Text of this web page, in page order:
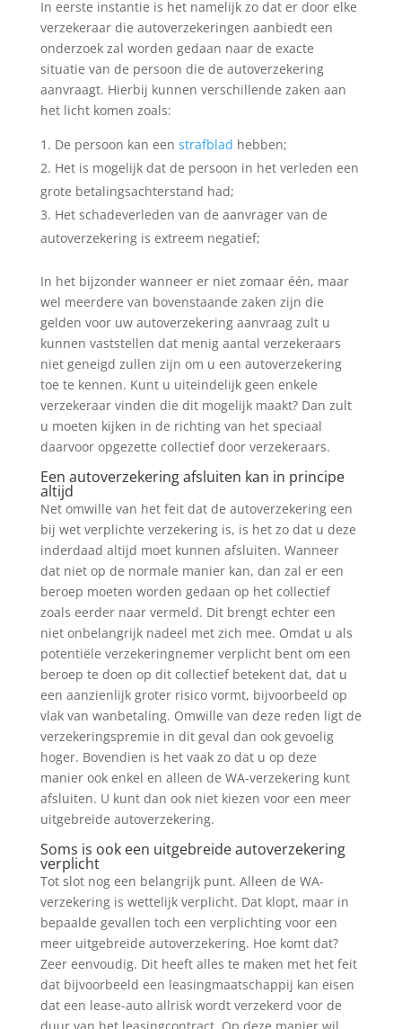
In eerste instantie is het namelijk zo dat er door elke
verzekeraar die autoverzekeringen aanbiedt een
onderzoek zal worden gedaan naar de exacte
situatie van de persoon die de autoverzekering
aanvraagt. Hierbij kunnen verschillende zaken aan
het licht komen zoals:
De persoon kan een strafblad hebben;
Het is mogelijk dat de persoon in het verleden een
grote betalingsachterstand had;
Het schadeverleden van de aanvrager van de
autoverzekering is extreem negatief;
In het bijzonder wanneer er niet zomaar één, maar
wel meerdere van bovenstaande zaken zijn die
gelden voor uw autoverzekering aanvraag zult u
kunnen vaststellen dat menig aantal verzekeraars
niet geneigd zullen zijn om u een autoverzekering
toe te kennen. Kunt u uiteindelijk geen enkele
verzekeraar vinden die dit mogelijk maakt? Dan zult
u moeten kijken in de richting van het speciaal
daarvoor opgezette collectief door verzekeraars.
Een autoverzekering afsluiten kan in principe
altijd
Net omwille van het feit dat de autoverzekering een
bij wet verplichte verzekering is, is het zo dat u deze
inderdaad altijd moet kunnen afsluiten. Wanneer
dat niet op de normale manier kan, dan zal er een
beroep moeten worden gedaan op het collectief
zoals eerder naar vermeld. Dit brengt echter een
niet onbelangrijk nadeel met zich mee. Omdat u als
potentiële verzekeringnemer verplicht bent om een
beroep te doen op dit collectief betekent dat, dat u
een aanzienlijk groter risico vormt, bijvoorbeeld op
vlak van wanbetaling. Omwille van deze reden ligt de
verzekeringspremie in dit geval dan ook gevoelig
hoger. Bovendien is het vaak zo dat u op deze
manier ook enkel en alleen de WA-verzekering kunt
afsluiten. U kunt dan ook niet kiezen voor een meer
uitgebreide autoverzekering.
Soms is ook een uitgebreide autoverzekering
verplicht
Tot slot nog een belangrijk punt. Alleen de WA-
verzekering is wettelijk verplicht. Dat klopt, maar in
bepaalde gevallen toch een verplichting voor een
meer uitgebreide autoverzekering. Hoe komt dat?
Zeer eenvoudig. Dit heeft alles te maken met het feit
dat bijvoorbeeld een leasingmaatschappij kan eisen
dat een lease-auto allrisk wordt verzekerd voor de
duur van het leasingcontract. Op deze manier wil